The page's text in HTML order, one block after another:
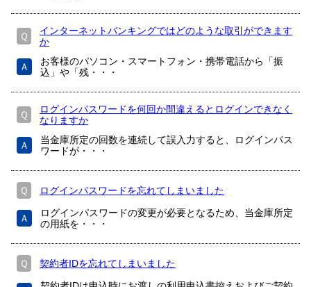
Ｑ
インターネットバンキングではどのような取引ができます
か
Ａ
お客様のパソコン・スマートフォン・携帯電話から「振
込」や「残・・・
Ｑ
ログインパスワードを何回か間違えるとログインできなく
なりますか
Ａ
当金庫所定の回数を連続して誤入力すると、ログインパス
ワードが・・・
Ｑ ログインパスワードを忘れてしまいました
Ａ
ログインパスワードの変更が必要となるため、当金庫所定
の用紙を・・・
Ｑ 契約者IDを忘れてしまいました